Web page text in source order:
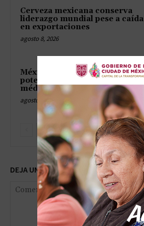
Cerveza mexicana conserva
liderazgo mundial pese a caída
en exportaciones
agosto 8, 2026
México busca convertirse en
potencia de dispositivos
médicos con Expo Med 2026
agosto 8, 2026
DEJA UNA RESPUESTA